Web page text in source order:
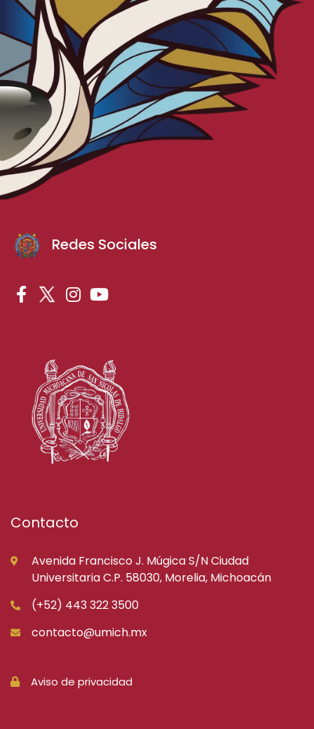
Redes Sociales
Contacto
Avenida Francisco J. Múgica S/N Ciudad
Universitaria C.P. 58030, Morelia, Michoacán
(+52) 443 322 3500
contacto@umich.mx
Aviso de privacidad